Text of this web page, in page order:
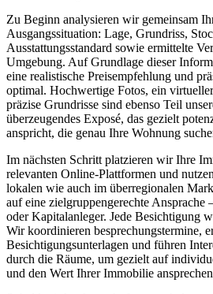
Zu Beginn analysieren wir gemeinsam
Ausgangssituation: Lage, Grundriss,
Ausstattungsstandard sowie ermittelte
Umgebung. Auf Grundlage dieser
eine realistische Preisempfehlung und
optimal. Hochwertige Fotos, ein
präzise Grundrisse sind ebenso Teil
überzeugendes Exposé, das gezielt
anspricht, die genau Ihre Wohnung
Im nächsten Schritt platzieren wir Ihre
relevanten Online-Plattformen und
lokalen wie auch im überregionalen
auf eine zielgruppengerechte Ansprache
oder Kapitalanleger. Jede Besichtigung
Wir koordinieren besprechungstermine,
Besichtigungsunterlagen und führen
durch die Räume, um gezielt auf
und den Wert Ihrer Immobilie